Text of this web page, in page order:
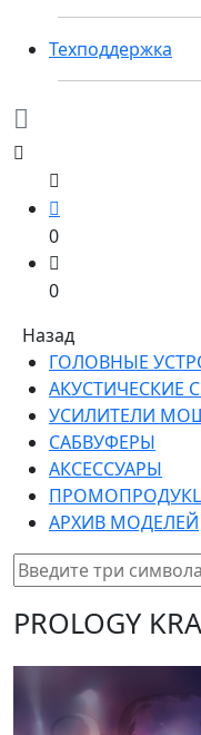
Техподдержка
0
0
Назад
ГОЛОВНЫЕ
АКУСТИЧЕСКИЕ
УСИЛИТЕЛИ
САБВУФЕРЫ
АКСЕССУАРЫ
АРХИВ МОДЕЛЕЙ
PROLOGY